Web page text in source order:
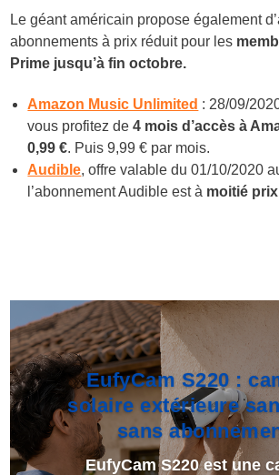
Le géant américain propose également
abonnements à prix réduit pour les
Prime jusqu’à fin octobre.
Amazon Music Unlimited : 28/09/
vous profitez de4 mois d’accès à
0,99 €. Puis 9,99 € par mois.
Audible, offre valable du 01/10/2020
l’abonnement Audible est à moitié
EufyCam S220 :
solaire extérieure
sans
EufyCam S220 est une